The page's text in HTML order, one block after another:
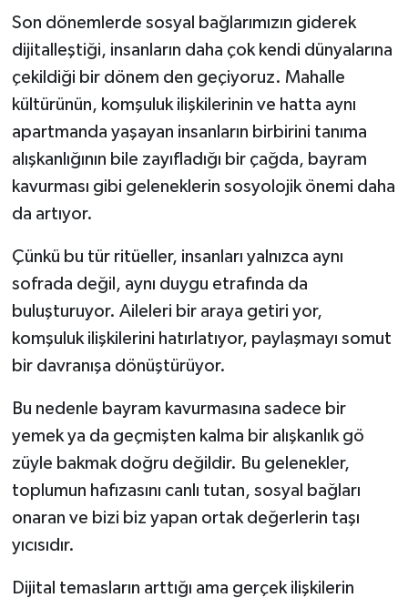
Son dönemlerde sosyal bağlarımızın giderek
dijitalleştiği, insanların daha çok kendi dünyalarına
çekildiği bir dönem den geçiyoruz. Mahalle
kültürünün, komşuluk ilişkilerinin ve hatta aynı
apartmanda yaşayan insanların birbirini tanıma
alışkanlığının bile zayıfladığı bir çağda, bayram
kavurması gibi geleneklerin sosyolojik önemi daha
da artıyor.
Çünkü bu tür ritüeller, insanları yalnızca aynı
sofrada değil, aynı duygu etrafında da
buluşturuyor. Aileleri bir araya getiri yor,
komşuluk ilişkilerini hatırlatıyor, paylaşmayı somut
bir davranışa dönüştürüyor.
Bu nedenle bayram kavurmasına sadece bir
yemek ya da geçmişten kalma bir alışkanlık gö
züyle bakmak doğru değildir. Bu gelenekler,
toplumun hafızasını canlı tutan, sosyal bağları
onaran ve bizi biz yapan ortak değerlerin taşı
yıcısıdır.
Dijital temasların arttığı ama gerçek ilişkilerin